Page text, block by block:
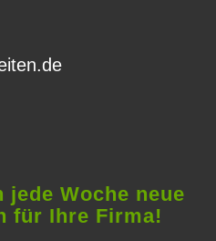
jede Woche neue
für Ihre Firma!